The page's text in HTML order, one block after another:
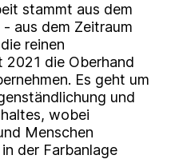
stammt aus dem
- aus dem Zeitraum
reinen
2021 die Oberhand
Es geht um
und
wobei
Menschen
der Farbanlage